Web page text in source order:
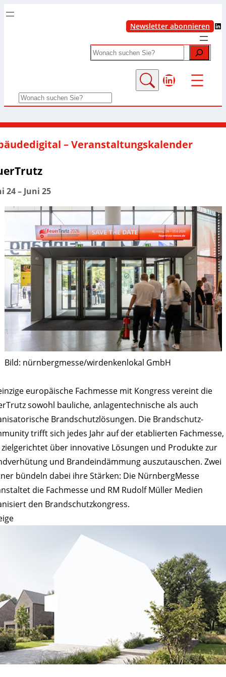
Newsletter abonnieren LinkedIn
Search
LinkedIn
Search
– Veranstaltungskalender
24– Juni 25
Bild: nürnbergmesse/wirdenkenlokal GmbH
europäische Fachmesse mit Kongress vereint die
sowohl bauliche, anlagentechnische als auch
Brandschutzlösungen. Die Brandschutz-
trifft sich jedes Jahr auf der etablierten
über innovative Lösungen und Produkte zur
und Brandeindämmung auszutauschen. Zwei
bündeln dabei ihre Stärken: Die NürnbergMesse
die Fachmesse und RM Rudolf Müller Medien
den Brandschutzkongress.